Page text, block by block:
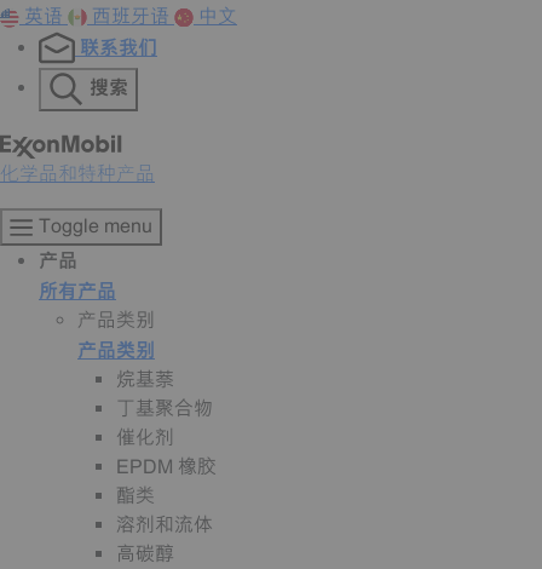
英语
西班牙语 中文
联系我们
搜索
化学品和特种产品
Toggle menu
产品
所有产品
产品类别
产品类别
烷基萘
丁基聚合物
催化剂
EPDM 橡胶
酯类
溶剂和流体
高碳醇